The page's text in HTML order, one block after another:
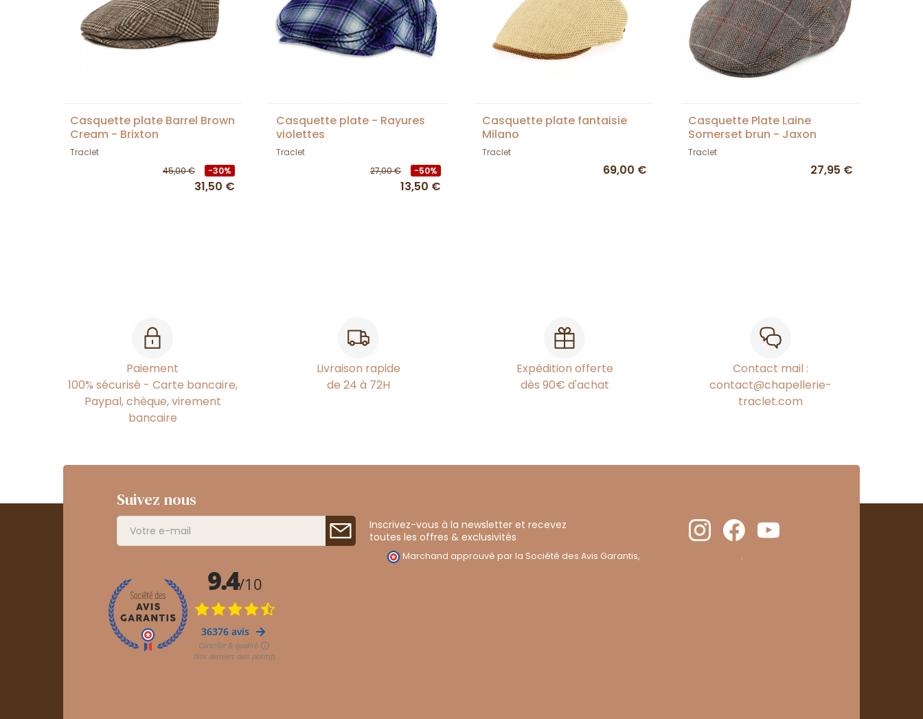
Casquette plate Barrel Brown
Cream - Brixton
Traclet
45,00 €
-30%
31,50 €
Casquette plate - Rayures
violettes
Traclet
27,00 €
-50%
13,50 €
Casquette plate fantaisie
Milano
Traclet
69,00 €
Casquette Plate Laine
Somerset brun - Jaxon
Traclet
27,95 €
Paiement
100% sécurisé - Carte bancaire,
Paypal, chèque, virement
bancaire
Livraison rapide
de 24 à 72H
Expédition offerte
dès 90€ d'achat
Contact mail :
contact@chapellerie-
traclet.com
Suivez nous
Inscrivez-vous à la newsletter et recevez
toutes les offres & exclusivités
Marchand approuvé par la Société des Avis Garantis, .